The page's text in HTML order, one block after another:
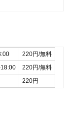
220円/無料
220円/無料
220円